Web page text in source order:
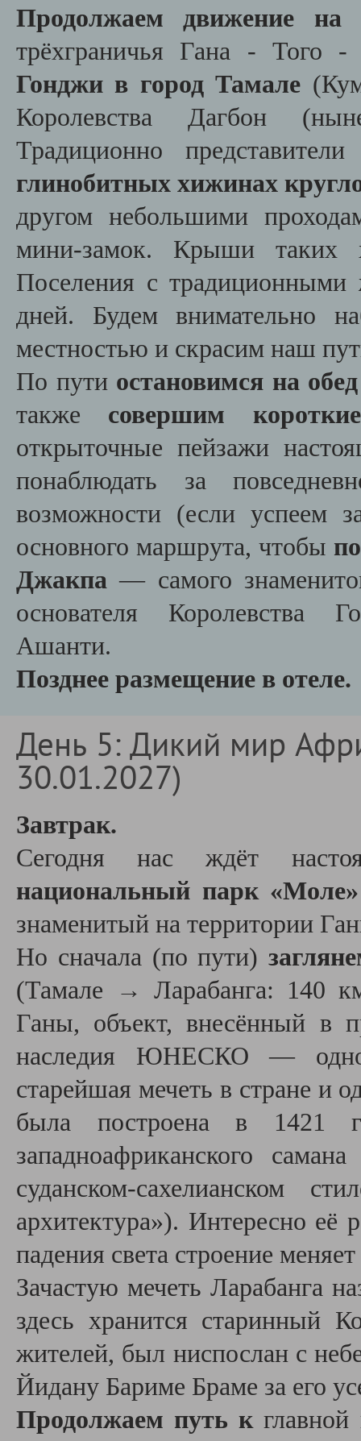
Продолжаем движение на
трёхграничья Гана - Того
Гонджи в город Тамале
Королевства Дагбон
Традиционно
глинобитных хижинах
другом небольшими
мини-замок. Крыши таких
Поселения с
дней. Будем внимательно
местностью и скрасим наш
По пути остановимся на обед
также совершим
открыточные пейзажи
понаблюдать за
возможности (если успеем
основного маршрута, чтобы
Джакпа — самого
основателя Королевства
Ашанти.
Позднее размещение в отеле.
День 5: Дикий мир
30.01.2027)
Завтрак.
Сегодня нас ждёт
национальный парк «Моле»
знаменитый на территории
Но сначала (по пути)
(Тамале → Ларабанга: 140
Ганы, объект, внесённый в
наследия ЮНЕСКО —
старейшая мечеть в стране и
была построена в 1421
западноафриканского
суданском-сахелианском
архитектура»). Интересно её
падения света строение
Зачастую мечеть Ларабанга
здесь хранится старинный
жителей, был ниспослан с
Йидану Бариме Браме за его
Продолжаем путь кглавной